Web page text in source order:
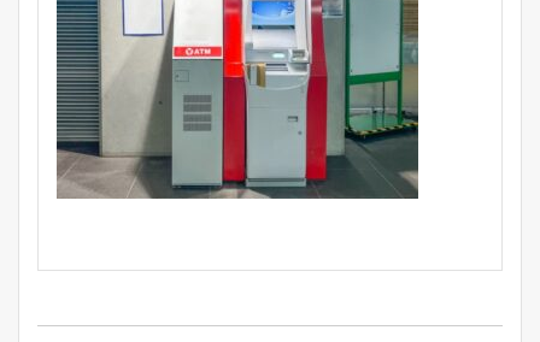
投